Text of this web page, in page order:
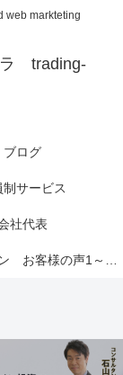
markteting
trading-
ブログ
制サービス
社代表
ゴールドコイン お客様の声1～6ページ